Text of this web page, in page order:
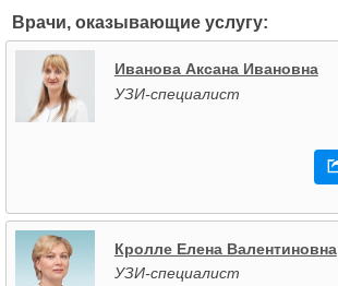
Врачи, оказывающие услугу:
Иванова Аксана Ивановна
УЗИ-специалист
Кролле Елена Валентиновна
УЗИ-специалист